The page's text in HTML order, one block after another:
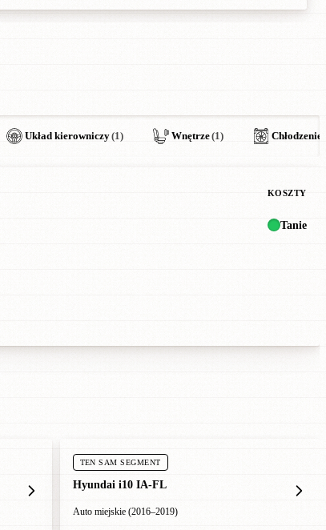
Układ kierowniczy(1) Wnętrze(1) Chłodzenie
KOSZTY
Tanie
TEN SAM SEGMENT
Hyundai i10 IA-FL
Auto miejskie (2016–2019)